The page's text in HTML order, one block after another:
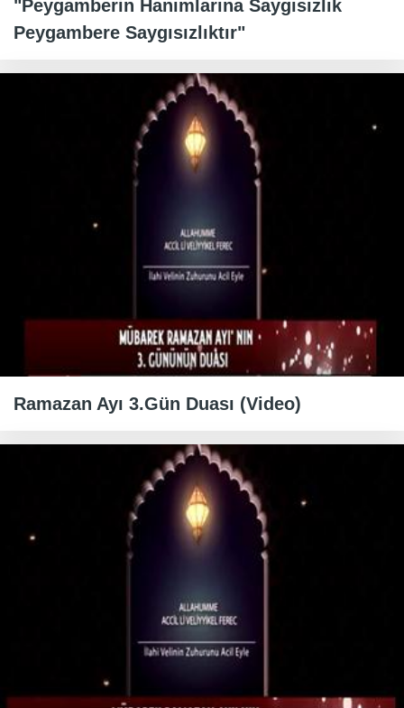
"Peygamberin Hanımlarına Saygısızlık
Peygambere Saygısızlıktır"
Ramazan Ayı 3.Gün Duası (Video)